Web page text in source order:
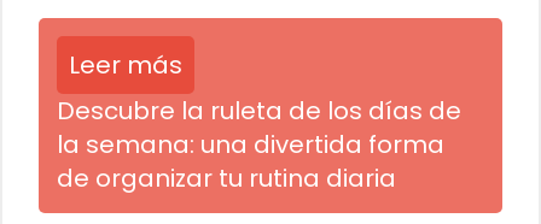
Leer más
Descubre la ruleta de los días de
la semana: una divertida forma
de organizar tu rutina diaria